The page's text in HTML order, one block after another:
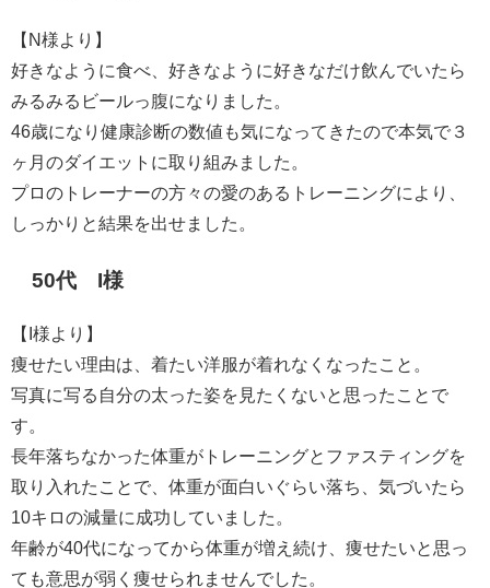
【N様より】
好きなように食べ、好きなように好きなだけ飲んでいたら
みるみるビールっ腹になりました。
46歳になり健康診断の数値も気になってきたので本気で３
ヶ月のダイエットに取り組みました。
プロのトレーナーの方々の愛のあるトレーニングにより、
しっかりと結果を出せました。
50代 I様
【I様より】
痩せたい理由は、着たい洋服が着れなくなったこと。
写真に写る自分の太った姿を見たくないと思ったことで
す。
長年落ちなかった体重がトレーニングとファスティングを
取り入れたことで、体重が面白いぐらい落ち、気づいたら
10キロの減量に成功していました。
年齢が40代になってから体重が増え続け、痩せたいと思っ
ても意思が弱く痩せられませんでした。